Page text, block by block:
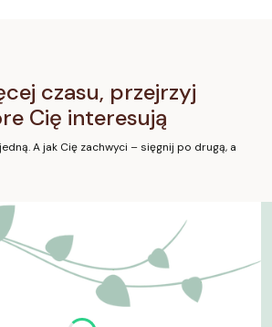
czasu, przejrzyj
Cię interesują
A jak Cię zachwyci – sięgnij po drugą, a